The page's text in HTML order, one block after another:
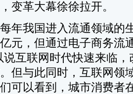
变革大幕徐徐拉开。
我国进入流通领域的
元，但通过电子商务流
说互联网时代快速来临
但与此同时，互联网领
可以看到，城市消费者